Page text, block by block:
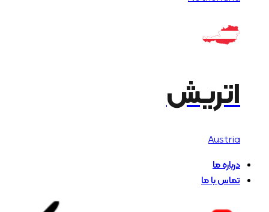
اتریش
Austria
درباره ما
تماس با ما